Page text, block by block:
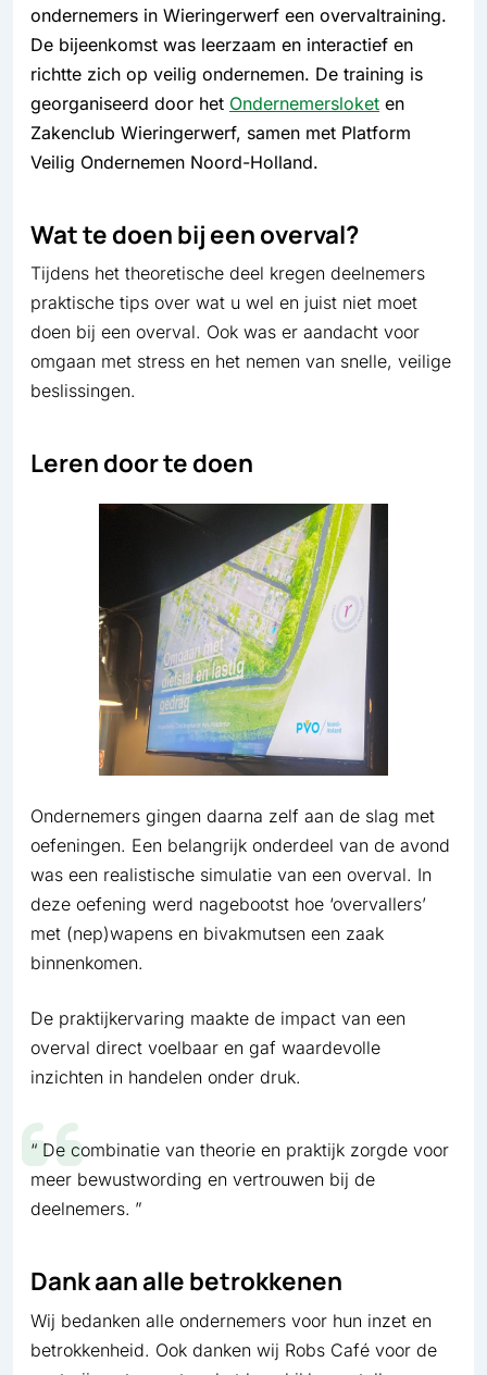
ondernemers in Wieringerwerf een overvaltraining.
De bijeenkomst was leerzaam en interactief en
richtte zich op veilig ondernemen. De training is
georganiseerd door het Ondernemersloket en
Zakenclub Wieringerwerf, samen met Platform
Veilig Ondernemen Noord-Holland.
Wat te doen bij een overval?
Tijdens het theoretische deel kregen deelnemers
praktische tips over wat u wel en juist niet moet
doen bij een overval. Ook was er aandacht voor
omgaan met stress en het nemen van snelle, veilige
beslissingen.
Leren door te doen
Ondernemers gingen daarna zelf aan de slag met
oefeningen. Een belangrijk onderdeel van de avond
was een realistische simulatie van een overval. In
deze oefening werd nagebootst hoe ‘overvallers’
met (nep)wapens en bivakmutsen een zaak
binnenkomen.
De praktijkervaring maakte de impact van een
overval direct voelbaar en gaf waardevolle
inzichten in handelen onder druk.
De combinatie van theorie en praktijk zorgde voor
meer bewustwording en vertrouwen bij de
deelnemers.
Dank aan alle betrokkenen
Wij bedanken alle ondernemers voor hun inzet en
betrokkenheid. Ook danken wij Robs Café voor de